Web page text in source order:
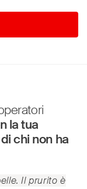
la tua
chi non ha
Il prurito è